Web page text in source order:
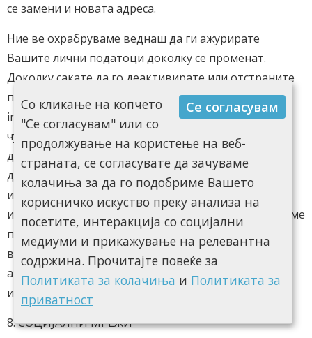
се замени и новата адреса.
Ние ве охрабруваме веднаш да ги ажурирате
Вашите лични податоци доколку се променат.
Доколку сакате да го деактивирате или отстраните
профилот може да испратите барање на
info@innaco.com.mk. Вашите лични податоци ќе ги
чуваме се додека вашиот профил е активен. Сепак,
деактивирањето на вашиот профил не означува
дека сите податоци претходно зачувани ќе бидат
избришани, бидејќи ние чуваме податоци за
изминатите активности, не можеме да ги избришеме
податоците поврзани со изминатите купувања на
веб-страната поради евенутален случај на спор,
анализи на продажбите, месечни и годишни
извештаи.
8. СОЦИЈАЛНИ МРЕЖИ
Се согласувам
Со кликање на копчето
"Се согласувам" или со
продолжување на користење на веб-
страната, се согласувате да зачуваме
колачиња за да го подобриме Вашето
корисничко искуство преку анализа на
посетите, интеракција со социјални
медиуми и прикажување на релевантна
содржина. Прочитајте повеќе за
Политиката за колачиња и Политиката за
приватност